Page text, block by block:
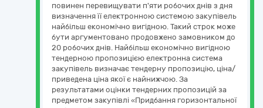
повинен перевищувати п'яти робочих днів з дня
визначення її електронною системою закупівель
найбільш економічно вигідною. Такий строк може
бути аргументовано продовжено замовником до
20 робочих днів. Найбільш економічно вигідною
тендерною пропозицією електронна система
закупівель визначає тендерну пропозицію, ціна/
приведена ціна якої є найнижчою. За
результатами оцінки тендерних пропозицій за
предметом закупівлі «Придбання горизонтальної